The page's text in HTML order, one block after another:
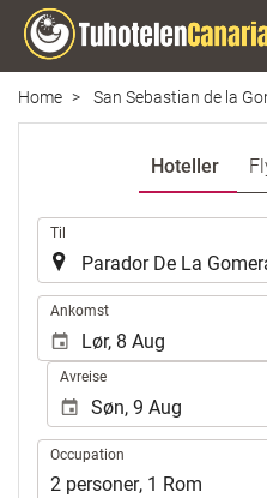
Home San Sebastian de la
Hoteller
Til
Ankomst
Avreise
Occupation
Occupation
2 personer, 1 Rom